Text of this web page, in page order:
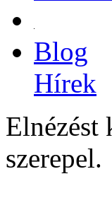
Blog
Hírek
Elnézést
szerepel.